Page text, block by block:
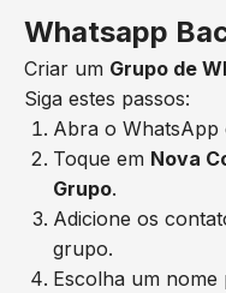
Whatsapp
Criar um Grupo de
Siga estes passos:
Abra o WhatsApp
Toque em Nova
Grupo.
Adicione os
grupo.
Escolha um